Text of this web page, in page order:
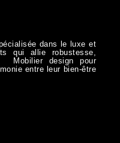
dans le luxe et
qui allie robustesse,
Mobilier design pour
entre leur bien-être